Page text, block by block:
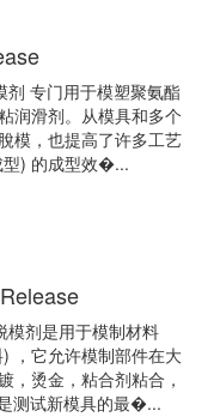
专门用于模塑聚氨酯
润滑剂。从模具和多个
模，也提高了许多工艺
型) 的成型效�...
剂是用于模制材料
，它允许模制部件在大
，烫金，粘合剂粘合，
测试新模具的最�...